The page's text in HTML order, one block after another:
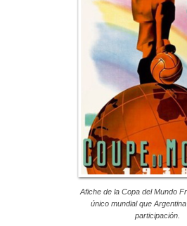
Afiche de la Copa del Mundo
único mundial que
participación.